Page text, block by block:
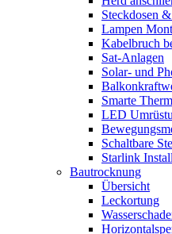
Steckdosen
Lampen
Kabelbruch
Sat-Anlagen
Solar- und
Smarte
LED
Schaltbare
Starlink
Bautrocknung
Übersicht
Leckortung